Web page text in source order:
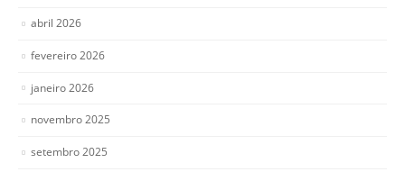
abril 2026
fevereiro 2026
janeiro 2026
novembro 2025
setembro 2025